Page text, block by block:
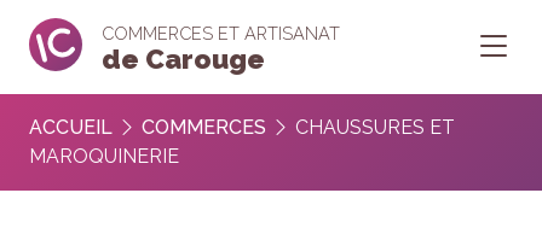
COMMERCES ET ARTISANAT
de Carouge
ACCUEIL COMMERCES
CHAUSSURES ET
MAROQUINERIE